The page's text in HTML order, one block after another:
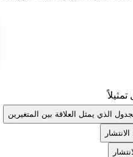
الذي يمثل العلاقة بين المتغيرين